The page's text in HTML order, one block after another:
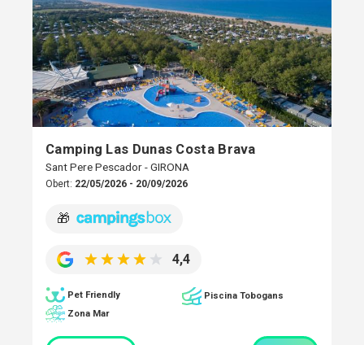
Camping Las Dunas Costa Brava
Sant Pere Pescador - GIRONA
Obert: 22/05/2026 - 20/09/2026
🎁
4,4
Pet Friendly
Piscina Tobogans
Zona Mar